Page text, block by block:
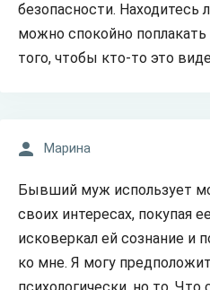
безопасности. Находитесь
можно спокойно
того, чтобы кто-то это
Марина
Бывший муж использует
своих интересах, покупая
исковеркал ей сознание и
ко мне. Я могу